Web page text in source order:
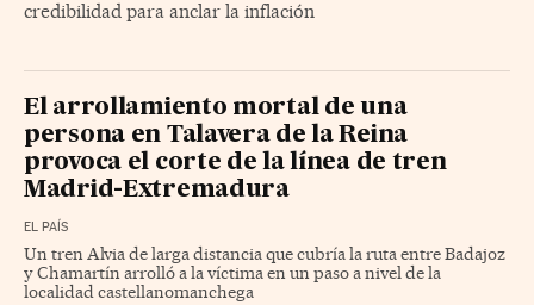
credibilidad para anclar la inflación
El arrollamiento mortal de una
persona en Talavera de la Reina
provoca el corte de la línea de tren
Madrid-Extremadura
EL PAÍS
Un tren Alvia de larga distancia que cubría la ruta entre Badajoz
y Chamartín arrolló a la víctima en un paso a nivel de la
localidad castellanomanchega